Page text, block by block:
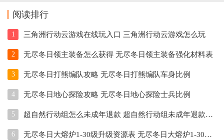
阅读排行
1 三角洲行动云游戏在线玩入口 三角洲行动云游戏怎么玩
2 无尽冬日领主装备怎么获得 无尽冬日领主装备强化材料表
3 无尽冬日打熊编队攻略 无尽冬日打熊编队车身比例
4 无尽冬日地心探险攻略 无尽冬日地心探险士兵比例
5 超自然行动组怎么未成年退款 超自然行动组未成年退款教程
6 无尽冬日大熔炉1-30级升级资源表 无尽冬日大熔炉1-30级升级前置条件